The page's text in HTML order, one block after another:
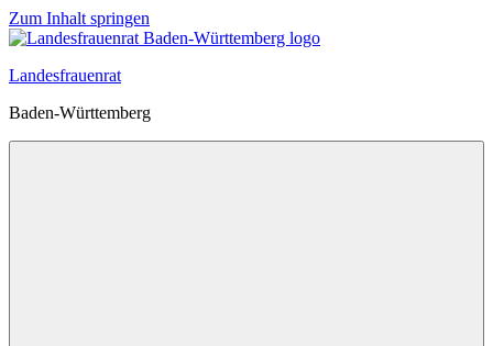
Zum Inhalt springen
Landesfrauenrat
Baden-Württemberg